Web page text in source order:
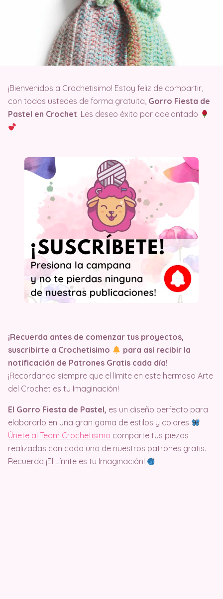
¡Bienvenidos a Crochetisimo! Estoy feliz de compartir,
con todos ustedes de forma gratuita, Gorro Fiesta de
Pastel en Crochet. Les deseo éxito por adelantado
¡Recuerda antes de comenzar tus proyectos,
suscribirte a Crochetisimo
para así recibir la
notificación de Patrones Gratis cada día!
¡Recordando siempre que el límite en este hermoso Arte
del Crochet es tu Imaginación!
El Gorro Fiesta de Pastel, es un diseño perfecto para
elaborarlo en una gran gama de estilos y colores
Únete al Team Crochetisimo comparte tus piezas
realizadas con cada uno de nuestros patrones gratis.
Recuerda ¡El Límite es tu Imaginación!